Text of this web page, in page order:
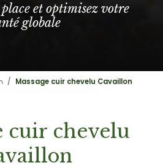
et optimisez votre
globale
Massage cuir chevelu Cavaillon
cuir chevelu